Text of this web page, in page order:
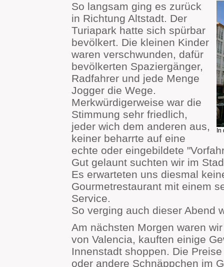
In
So langsam ging es zurück
in Richtung Altstadt. Der
Turiapark hatte sich spürbar
bevölkert. Die kleinen Kinder
waren verschwunden, dafür
bevölkerten Spaziergänger,
Radfahrer und jede Menge
Jogger die Wege.
Merkwürdigerweise war die
Stimmung sehr friedlich,
jeder wich dem anderen aus,
keiner beharrte auf eine
echte oder eingebildete
Gut gelaunt suchten wir im
Es erwarteten uns diesmal
Gourmetrestaurant mit einem
Service.
So verging auch dieser Abend
Am nächsten Morgen waren
von Valencia, kauften einige
Innenstadt shoppen. Die
oder andere Schnäppchen im